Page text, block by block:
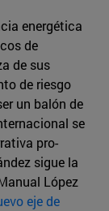
energética
de
de sus
de riesgo
un balón de
se
pro-
sigue la
López
eje de